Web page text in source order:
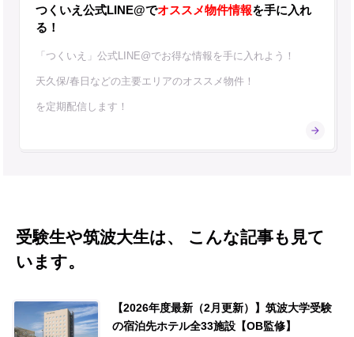
つくいえ公式LINE@でオススメ物件情報を手に入れ
る！
「つくいえ」公式LINE@でお得な情報を手に入れよう！
天久保/春日などの主要エリアのオススメ物件！
を定期配信します！
受験生や筑波大生は、 こんな記事も見て
います。
【2026年度最新（2月更新）】筑波大学受験
の宿泊先ホテル全33施設【OB監修】